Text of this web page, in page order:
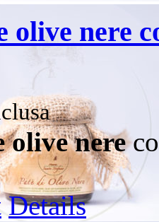
olive nere
olive nere
Details